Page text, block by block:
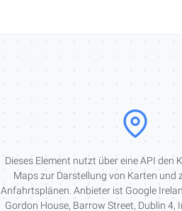
Dieses Element nutzt über eine API den
Maps zur Darstellung von Karten und
Anfahrtsplänen. Anbieter ist Google
Gordon House, Barrow Street, Dublin 4,